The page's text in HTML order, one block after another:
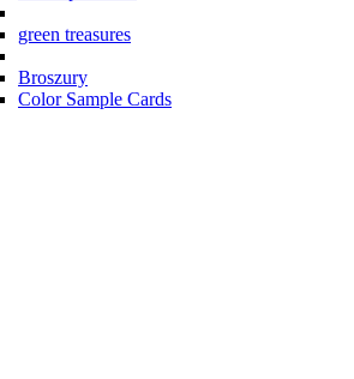
green treasures
Broszury
Color Sample Cards